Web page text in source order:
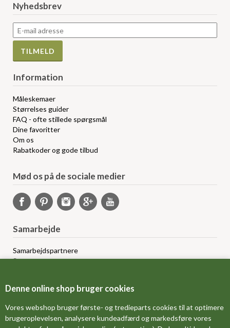
Denne online shop bruger cookies
Vores webshop bruger første- og tredieparts cookies til at optimere
brugeroplevelsen, analysere kundeadfærd og markedsføre vores
Nyhedsbrev
Information
Måleskemaer
Størrelses guider
FAQ - ofte stillede spørgsmål
Dine favoritter
Om os
Rabatkoder og gode tilbud
Mød os på de sociale medier
Samarbejde
Samarbejdspartnere
Sponsorprogram
Grossistsalg